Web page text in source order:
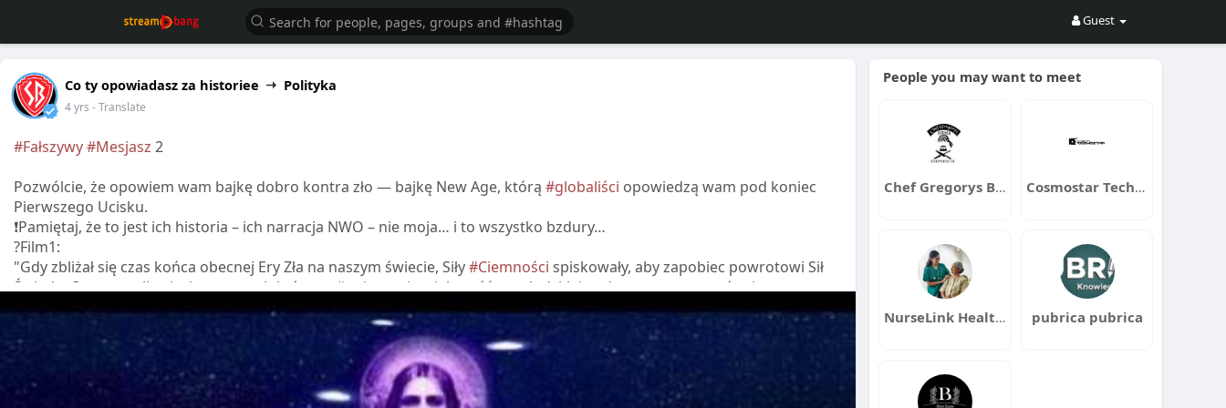
Guest
Co ty opowiadasz za historiee Polityka
4 yrs - Translate
#Fałszywy#Mesjasz 2
⁣Pozwólcie, że opowiem wam bajkę dobro kontra zło — bajkę New Age, którą #globaliści opowiedzą wam pod koniec
Pierwszego Ucisku.
❗Pamiętaj, że to jest ich historia – ich narracja NWO – nie moja… i to wszystko bzdury…
?Film1:
"Gdy zbliżał się czas końca obecnej Ery Zła na naszym świecie, Siły#Ciemności spiskowały, aby zapobiec powrotowi Sił
Światła. Opracowali spisek, w ramach którego#unicestwiąwiększość rasy ludzkiej, zwłaszcza wyznawców, i mocno
ujarzmią i wypiorą mózgi resztki zszokowanej skorupy pod rządami Jednego Rządu Światowego. Miałoby to być
zrobione, aby kiedy Siły Światła powróciły zgodnie z planem, znalazłyby całą planetę zjednoczoną w opozycji do nich. Ale
Bóg, w pełni znając ich spisek, ułożył własny plan...
Harmonogramy dla opracowanych przez globalistów Pierwszego i Drugiego Spełnienia…
?Pierwszy ucisk ( „szatańskie oszustwo” ) rozpoczął się we wrześniu 2018 roku, osiągnie punkt środkowy w marcu 2022
People you may want to meet
Chef Gregorys Barbecue Smoke Shop Emporium Cosmostar Tech Ltd
NurseLink HealthCare pubrica pubrica